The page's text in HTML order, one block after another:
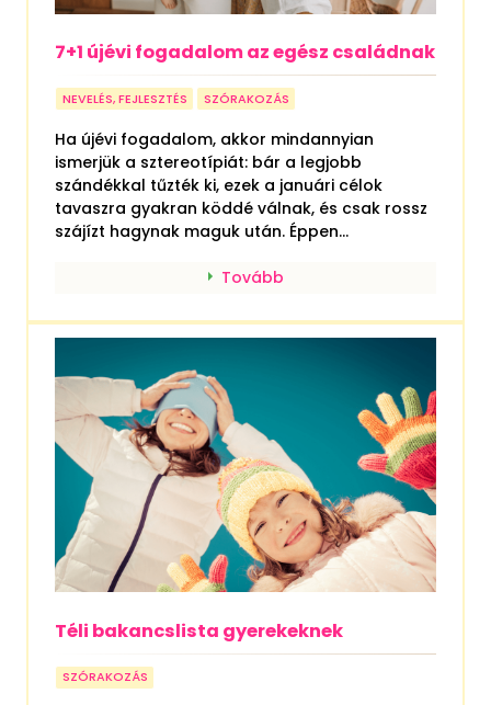
7+1 újévi fogadalom az egész családnak
NEVELÉS, FEJLESZTÉS SZÓRAKOZÁS
Ha újévi fogadalom, akkor mindannyian
ismerjük a sztereotípiát: bár a legjobb
szándékkal tűzték ki, ezek a januári célok
tavaszra gyakran köddé válnak, és csak rossz
szájízt hagynak maguk után. Éppen...
Tovább
Téli bakancslista gyerekeknek
SZÓRAKOZÁS